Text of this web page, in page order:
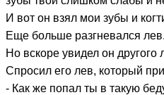
И вот он взял мои зубы и
Еще больше разгневался
Но вскоре увидел он
Спросил его лев, который
- Как же попал ты в такую